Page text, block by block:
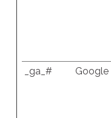
_ga_# Google